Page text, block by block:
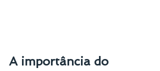
A importância do